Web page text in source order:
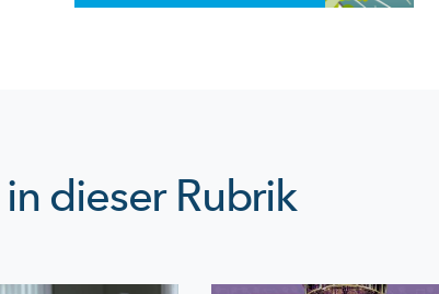
dieser Rubrik